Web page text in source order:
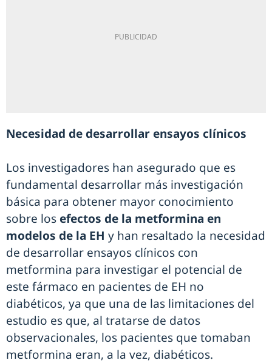
Necesidad de desarrollar ensayos clínicos
Los investigadores han asegurado que es
fundamental desarrollar más investigación
básica para obtener mayor conocimiento
sobre los efectos de la metformina en
modelos de la EH y han resaltado la necesidad
de desarrollar ensayos clínicos con
metformina para investigar el potencial de
este fármaco en pacientes de EH no
diabéticos, ya que una de las limitaciones del
estudio es que, al tratarse de datos
observacionales, los pacientes que tomaban
metformina eran, a la vez, diabéticos.